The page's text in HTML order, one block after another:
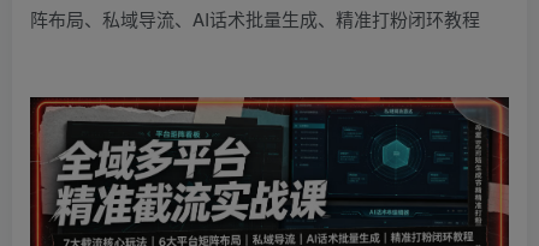
阵布局、私域导流、AI话术批量生成、精准打粉闭环教程